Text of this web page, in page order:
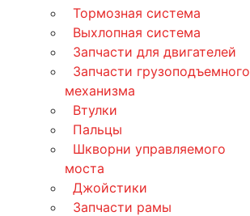
Тормозная система
Выхлопная система
Запчасти для двигателей
Запчасти грузоподъемного
механизма
Втулки
Пальцы
Шкворни управляемого
моста
Джойстики
Запчасти рамы